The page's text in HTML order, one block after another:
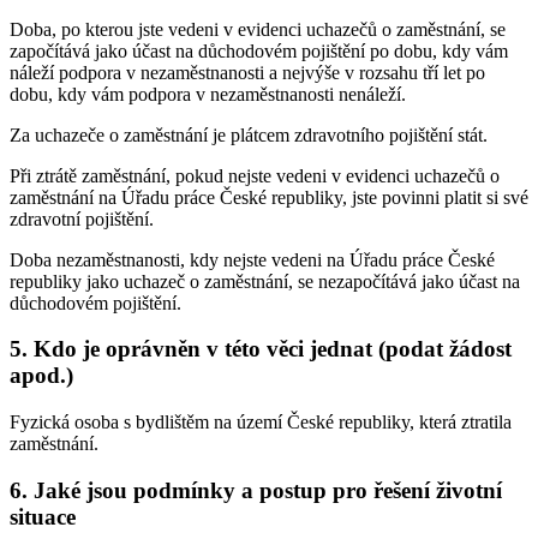
Doba, po kterou jste vedeni v evidenci uchazečů o zaměstnání, se
započítává jako účast na důchodovém pojištění po dobu, kdy vám
náleží podpora v nezaměstnanosti a nejvýše v rozsahu tří let po
dobu, kdy vám podpora v nezaměstnanosti nenáleží.
Za uchazeče o zaměstnání je plátcem zdravotního pojištění stát.
Při ztrátě zaměstnání, pokud nejste vedeni v evidenci uchazečů o
zaměstnání na Úřadu práce České republiky, jste povinni platit si své
zdravotní pojištění.
Doba nezaměstnanosti, kdy nejste vedeni na Úřadu práce České
republiky jako uchazeč o zaměstnání, se nezapočítává jako účast na
důchodovém pojištění.
5. Kdo je oprávněn v této věci jednat (podat žádost
apod.)
Fyzická osoba s bydlištěm na území České republiky, která ztratila
zaměstnání.
6. Jaké jsou podmínky a postup pro řešení životní
situace